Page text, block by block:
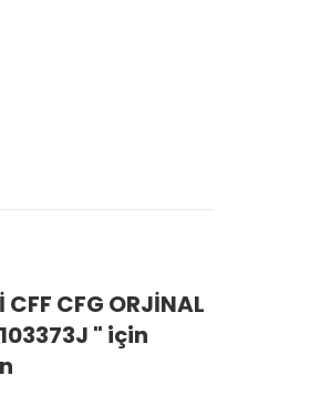
CFG ORJİNAL
" için